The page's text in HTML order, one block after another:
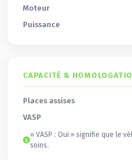
Moteur
Puissance
CAPACITÉ &
Places assises
VASP
« VASP : Oui » signifie que le
soins.